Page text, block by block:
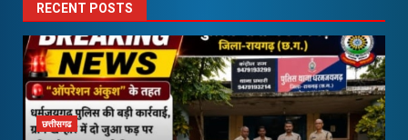
RECENT POSTS
छत्तीसगढ